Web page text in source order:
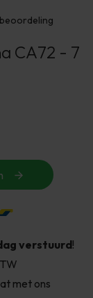
beoordeling
CA72 - 7
verstuurd!
met ons